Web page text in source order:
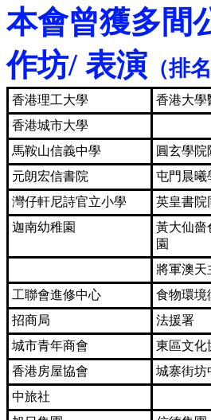
本會曾獲多間
作坊/ 表演 （排
香港理工大學 香港大學
香港城市大學
馬鞍山信義中學
圓玄學
元朗宏信書院
屯門晨曦
灣仔軒尼詩官立小學
英皇書院
迦南幼稚園
黃大仙嗇
園
將軍澳天
工聯會進修中心
食物環境
招商局
法援署
城市青年商會
東區文化
香港房屋協會
城寨街坊
中旅社